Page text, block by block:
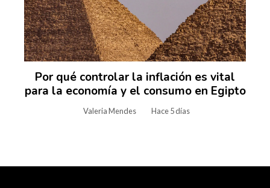
Por qué controlar la inflación es vital
para la economía y el consumo en Egipto
Valeria Mendes Hace 5 días